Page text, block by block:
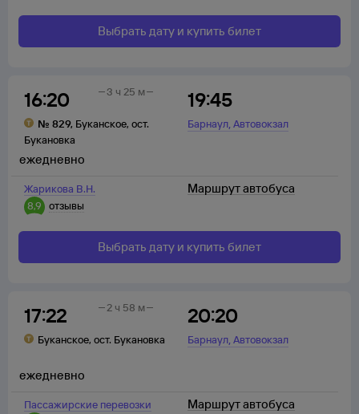
Выбрать дату и купить билет
16:20
№ 829, Буканское, ост.
Букановка
19:45
Барнаул,Автовокзал
3 ч 25 м
Жарикова В.Н.
8,9
отзывы
ежедневно
Маршрут автобуса
Выбрать дату и купить билет
17:22
Буканское, ост. Букановка
20:20
Барнаул,Автовокзал
2 ч 58 м
Пассажирские перевозки
ежедневно
Маршрут автобуса